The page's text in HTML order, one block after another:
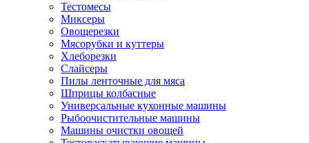
Тестомесы
Миксеры
Овощерезки
Мясорубки и куттеры
Хлеборезки
Слайсеры
Пилы ленточные для мяса
Шприцы колбасные
Универсальные кухонные машины
Рыбоочистительные машины
Машины очистки овощей